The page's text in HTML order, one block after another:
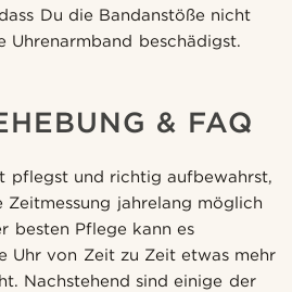
Du die Bandanstöße nicht
Uhrenarmband beschädigst.
& FAQ
pflegst und richtig aufbewahrst,
Zeitmessung jahrelang möglich
besten Pflege kann es
Uhr von Zeit zu Zeit etwas mehr
Nachstehend sind einige der